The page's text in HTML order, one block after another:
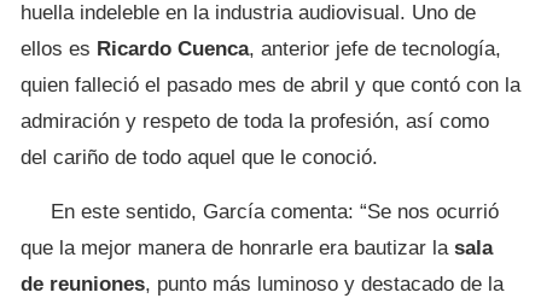
huella indeleble en la industria audiovisual. Uno de
ellos es Ricardo Cuenca, anterior jefe de tecnología,
quien falleció el pasado mes de abril y que contó con la
admiración y respeto de toda la profesión, así como
del cariño de todo aquel que le conoció.
En este sentido, García comenta: “Se nos ocurrió
que la mejor manera de honrarle era bautizar la sala
de reuniones, punto más luminoso y destacado de la